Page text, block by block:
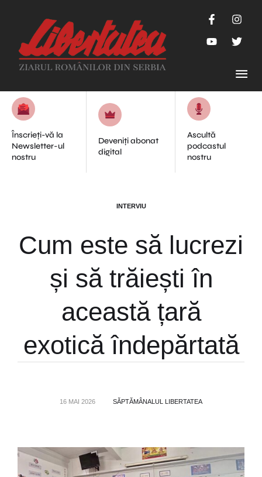
Înscrieți-vă la
Newsletter-ul
nostru
Deveniți abonat
digital
Ascultă
podcastul
nostru
INTERVIU
Cum este să lucrezi
și să trăiești în
această țară
exotică îndepărtată
16 MAI 2026 SĂPTĂMÂNALUL LIBERTATEA